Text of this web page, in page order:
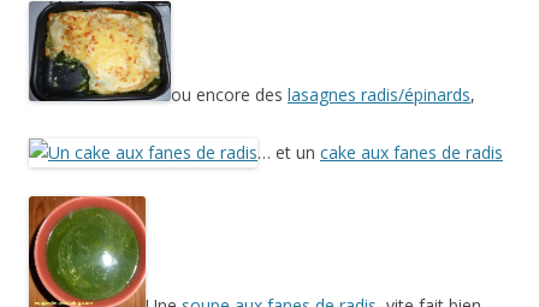
ou encore des lasagnes radis/épinards,
… et un cake aux fanes de radis